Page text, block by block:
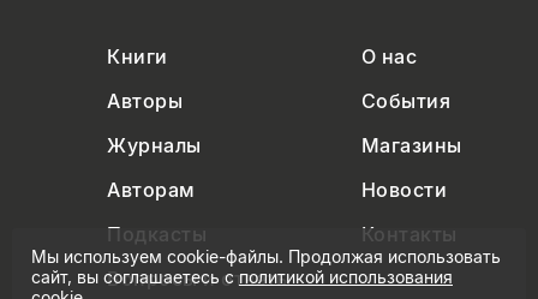
Книги
О нас
Авторы
События
Журналы
Магазины
Авторам
Новости
Подкасты
Контакты
Вопросы и ответы
Мы используем cookie-файлы. Продолжая использовать
сайт, вы соглашаетесь сполитикой использования